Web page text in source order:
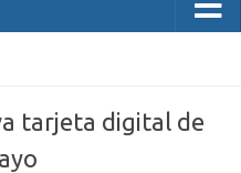
tarjeta digital de